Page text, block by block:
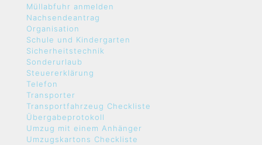
Müllabfuhr anmelden
Nachsendeantrag
Organisation
Schule und Kindergarten
Sicherheitstechnik
Sonderurlaub
Steuererklärung
Telefon
Transporter
Transportfahrzeug Checkliste
Übergabeprotokoll
Umzug mit einem Anhänger
Umzugskartons Checkliste